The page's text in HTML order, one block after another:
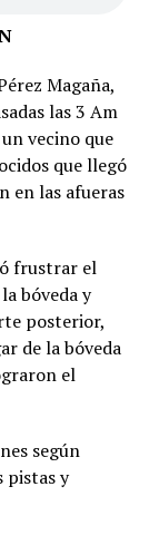
Magaña,
las 3 Am
vecino que
que llegó
en las afueras
frustrar el
bóveda y
posterior,
de la bóveda
el
según
pistas y